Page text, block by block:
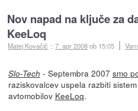
Nov napad na ključe za
KeeLoq
Matej Kovačič ::7. apr 2008ob 15:05
Slo-Tech - Septembra 2007 smo
raziskovalcev uspela razbiti
avtomobilov KeeLoq.